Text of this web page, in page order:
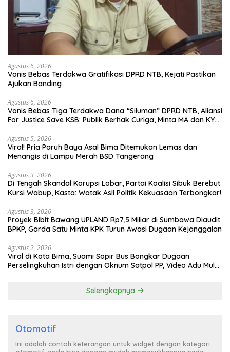
Agustus 6, 2026
Vonis Bebas Terdakwa Gratifikasi DPRD NTB, Kejati Pastikan
Ajukan Banding
Agustus 6, 2026
Vonis Bebas Tiga Terdakwa Dana “Siluman” DPRD NTB, Aliansi
For Justice Save KSB: Publik Berhak Curiga, Minta MA dan KY
Agustus 5, 2026
Viral! Pria Paruh Baya Asal Bima Ditemukan Lemas dan
Menangis di Lampu Merah BSD Tangerang
Agustus 3, 2026
Di Tengah Skandal Korupsi Lobar, Partai Koalisi Sibuk Berebut
Kursi Wabup, Kasta: Watak Asli Politik Kekuasaan Terbongkar!
Agustus 3, 2026
Proyek Bibit Bawang UPLAND Rp7,5 Miliar di Sumbawa Diaudit
BPKP, Garda Satu Minta KPK Turun Awasi Dugaan Kejanggalan
Agustus 2, 2026
Viral di Kota Bima, Suami Sopir Bus Bongkar Dugaan
Perselingkuhan Istri dengan Oknum Satpol PP, Video Adu Mulut
Selengkapnya
Otomotif
Ini adalah contoh keterangan untuk widget dengan kategori